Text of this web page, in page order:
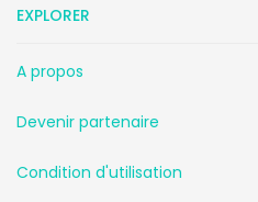
EXPLORER
A propos
Devenir partenaire
Condition d'utilisation